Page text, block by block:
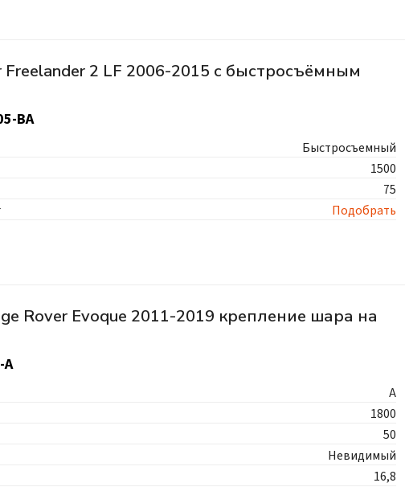
2 LF 2006-2015 c быстросъёмным
BA
Быстросъемный
1500
75
Подобрать
Rover Evoque 2011-2019 крепление шара на
A
A
1800
50
Невидимый
16,8